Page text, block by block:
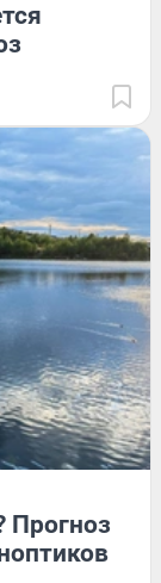
Прогноз